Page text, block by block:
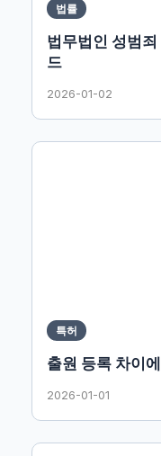
법률
법무법인 성범
드
2026-01-02
특허
출원 등록 차이
2026-01-01